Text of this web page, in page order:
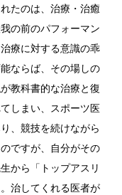
たのは、治療・治癒
の前のパフォーマン
療に対する意識の乖
ならば、その場しの
教科書的な治療と復
しまい、スポーツ医
、競技を続けながら
ですが、自分がその
から「トップアスリ
治してくれる医者が